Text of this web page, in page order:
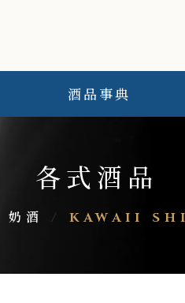
酒品事典
各式酒品
奶酒 / KAWAII